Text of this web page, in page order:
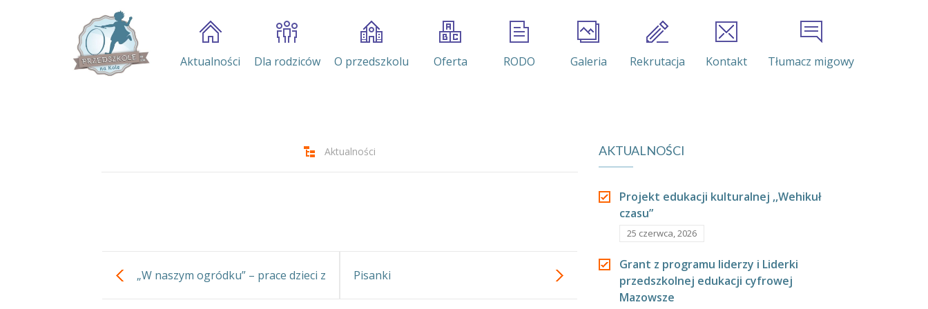
Aktualności Dla rodziców O przedszkolu Oferta RODO Galeria Rekrutacja Kontakt Tłumacz migowy
Aktualności
„W naszym ogródku” – prace dzieci z Pisanki
AKTUALNOŚCI
Projekt edukacji kulturalnej ,,Wehikuł
czasu”
25 czerwca, 2026
Grant z programu liderzy i Liderki
przedszkolnej edukacji cyfrowej
Mazowsze